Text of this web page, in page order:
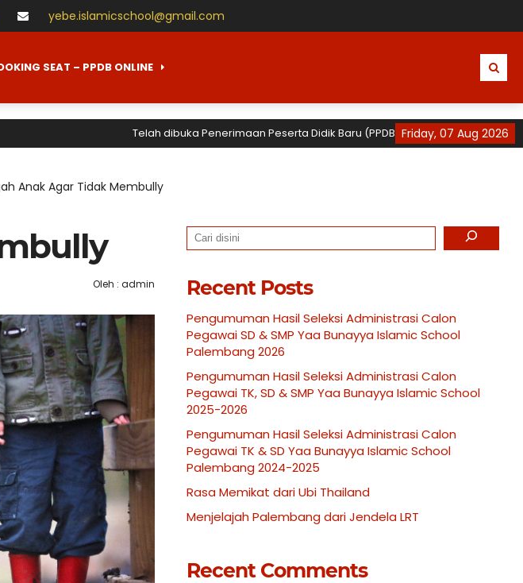
yebe.islamicschool@gmail.com
SEAT – PPDB ONLINE
Friday, 07 Aug 2026
Telah dibuka Penerimaan Peserta Didik Baru (PPDB) Tahun Ajaran 2026 / 2027
Anak Agar Tidak Membully
Oleh : admin
Search
Recent Posts
Pengumuman Hasil Seleksi Administrasi Calon
Pegawai SD & SMP Yaa Bunayya Islamic School
Palembang 2026
Pengumuman Hasil Seleksi Administrasi Calon
Pegawai TK, SD & SMP Yaa Bunayya Islamic School
2025-2026
Pengumuman Hasil Seleksi Administrasi Calon
Pegawai TK & SD Yaa Bunayya Islamic School
Palembang 2024-2025
Rasa Memikat dari Ubi Thailand
Menjelajah Palembang dari Jendela LRT
Recent Comments